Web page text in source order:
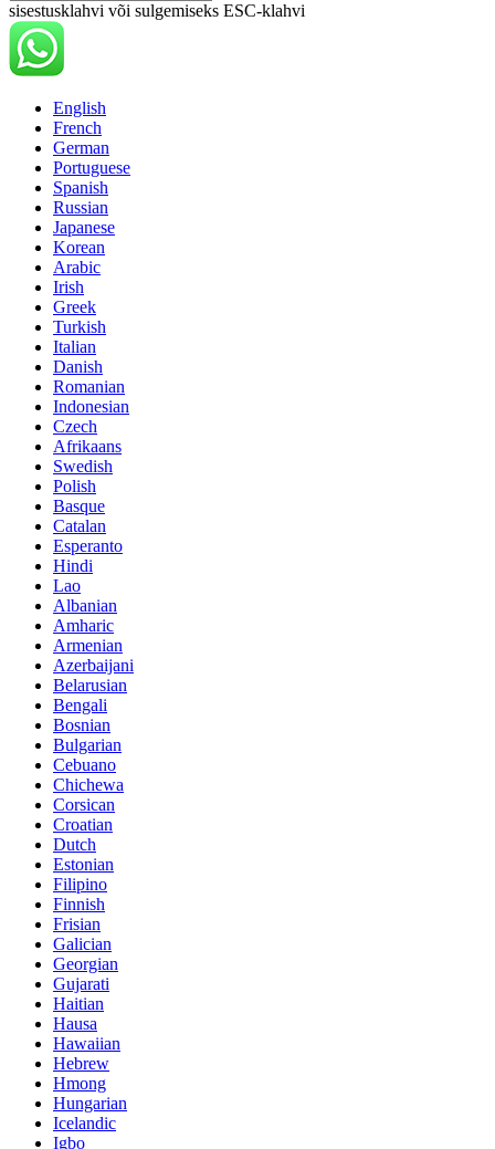
sisestusklahvi või sulgemiseks ESC-klahvi
English
French
German
Portuguese
Spanish
Russian
Japanese
Korean
Arabic
Irish
Greek
Turkish
Italian
Danish
Romanian
Indonesian
Czech
Afrikaans
Swedish
Polish
Basque
Catalan
Esperanto
Hindi
Lao
Albanian
Amharic
Armenian
Azerbaijani
Belarusian
Bengali
Bosnian
Bulgarian
Cebuano
Chichewa
Corsican
Croatian
Dutch
Estonian
Filipino
Finnish
Frisian
Galician
Georgian
Gujarati
Haitian
Hausa
Hawaiian
Hebrew
Hmong
Hungarian
Icelandic
Igbo